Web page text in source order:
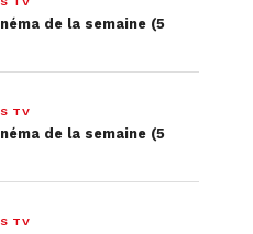
de la semaine (5
TV
de la semaine (5
TV